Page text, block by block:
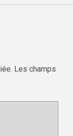
Les champs